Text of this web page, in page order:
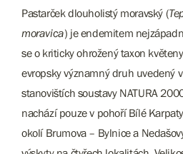
Pastarček dlouholistý moravský (
moravica) je endemitem
se o kriticky ohrožený taxon
evropsky významný druh uvedený
stanovištích soustavy NATURA
nachází pouze v pohoří Bílé
okolí Brumova – Bylnice a